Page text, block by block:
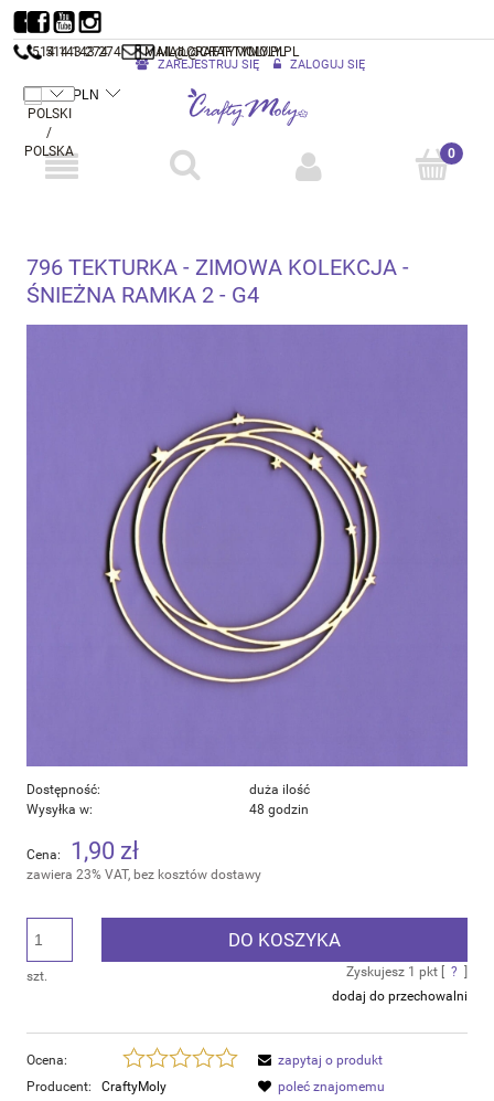
514 143 274 MAIL@CRAFTYMOLY.PL
ZAREJESTRUJ SIĘ ZALOGUJ SIĘ
514 143 274 MAIL@CRAFTYMOLY.PL
796 TEKTURKA - ZIMOWA KOLEKCJA -
ŚNIEŻNA RAMKA 2 - G4
Dostępność:
duża ilość
Wysyłka w:
48 godzin
Cena: 1,90 zł
zawiera 23% VAT, bez kosztów dostawy
szt.
DO KOSZYKA
Zyskujesz 1 pkt [ ?
dodaj do przechowalni
Ocena:
Producent:
CraftyMoly
zapytaj o produkt
poleć znajomemu